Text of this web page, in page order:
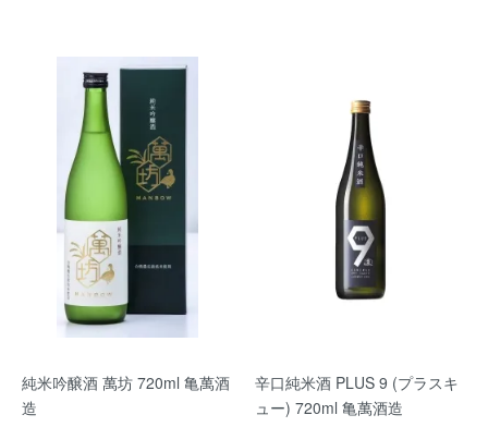
純米吟醸酒 萬坊 720ml 亀萬酒
造
辛口純米酒 PLUS 9 (プラスキ
ュー) 720ml 亀萬酒造